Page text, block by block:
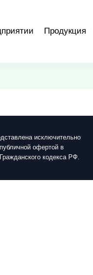
Продукция
исключительно
офертой в
кодекса РФ.